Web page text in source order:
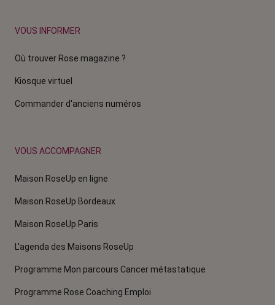
VOUS INFORMER
Où trouver Rose magazine ?
Kiosque virtuel
Commander d'anciens numéros
VOUS ACCOMPAGNER
Maison RoseUp en ligne
Maison RoseUp Bordeaux
Maison RoseUp Paris
L'agenda des Maisons RoseUp
Programme Mon parcours Cancer métastatique
Programme Rose Coaching Emploi